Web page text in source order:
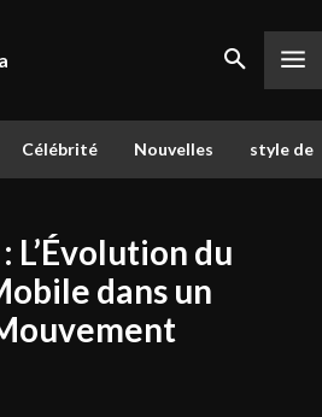
Célébrité Nouvelles style de
L’Évolution du
dans un